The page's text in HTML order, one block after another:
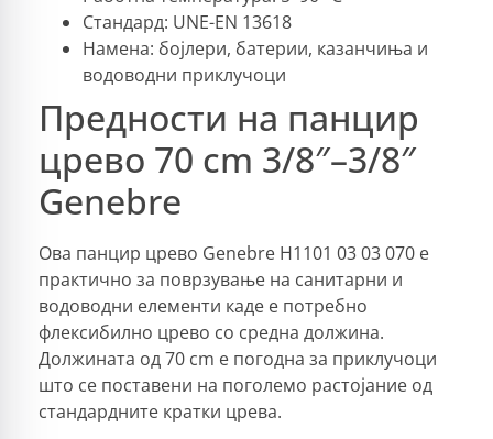
Стандард: UNE-EN 13618
Намена: бојлери, батерии, казанчиња и
водоводни приклучоци
Предности на панцир
црево 70 cm 3/8″–3/8″
Genebre
Ова панцир црево Genebre H1101 03 03 070 е
практично за поврзување на санитарни и
водоводни елементи каде е потребно
флексибилно црево со средна должина.
Должината од 70 cm е погодна за приклучоци
што се поставени на поголемо растојание од
стандардните кратки црева.